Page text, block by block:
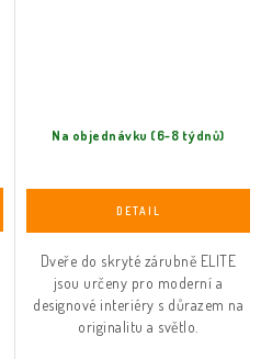
Na objednávku (6-8 týdnů)
Dveře do skryté zárubně ELITE
jsou určeny pro moderní a
designové interiéry s důrazem na
originalitu a světlo.